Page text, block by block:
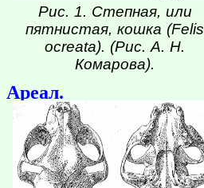
Рис. 1. Степная, или
пятнистая, кошка (Felis
ocreata). (Рис. А. Н.
Комарова).
Ареал.